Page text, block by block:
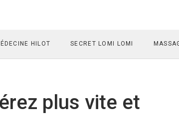
HILOT SECRET LOMI LOMI
plus vite et